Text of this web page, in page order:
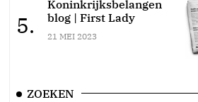
5.
Koninkrijksbelangen
blog | First Lady
21 MEI 2023
ZOEKEN